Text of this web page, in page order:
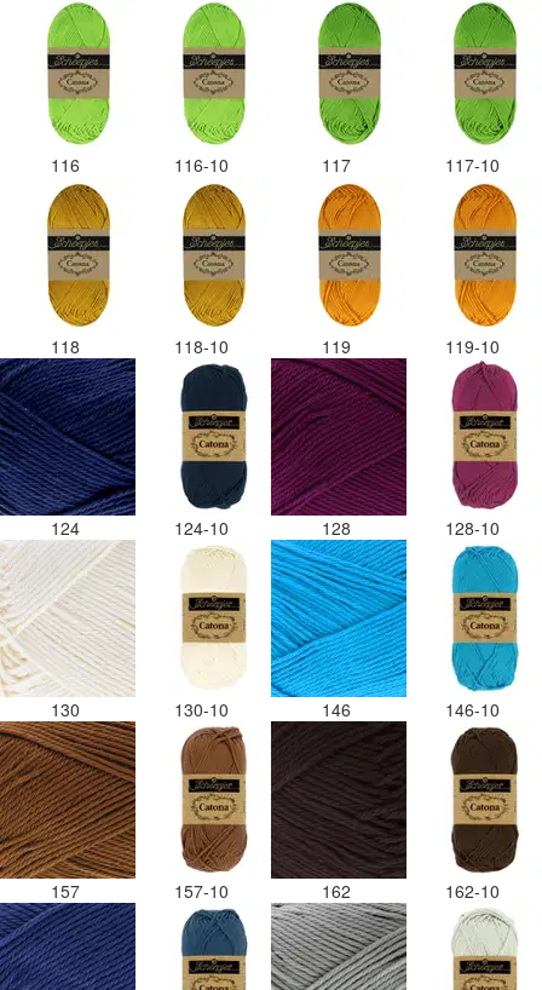
116 116-10 117 117-10
118 118-10 119 119-10
124 124-10 128 128-10
130 130-10 146 146-10
157 157-10 162 162-10